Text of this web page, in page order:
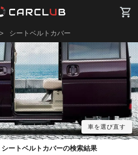
> シートベルトカバー
車を選び直す
ートベルトカバーの検索結果